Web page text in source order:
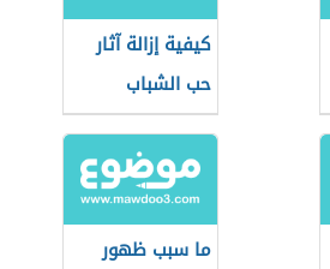
كيفية إزالة آثار
حب الشباب
ما سبب ظهور